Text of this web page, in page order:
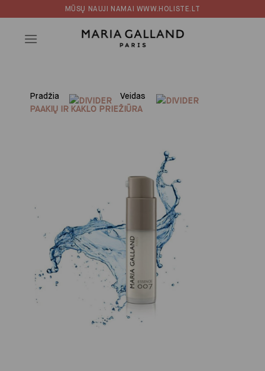
to
content
MŪSŲ NAUJI NAMAI WWW.HOLISTE.LT
Pradžia
Veidas
PAAKIŲ IR KAKLO PRIEŽIŪRA